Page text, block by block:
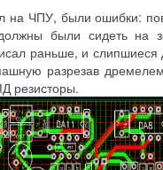
на ЧПУ, были ошибки:
были сидеть на
раньше, и
разрезав
резисторы.